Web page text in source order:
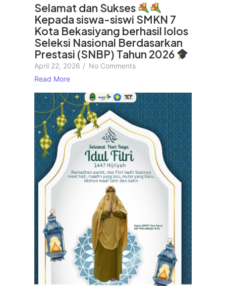
Selamat dan Sukses
Kepada siswa-siswi SMKN 7
Kota Bekasiyang berhasil lolos
Seleksi Nasional Berdasarkan
Prestasi (SNBP) Tahun 2026
April 22, 2026 / No Comments
Read More